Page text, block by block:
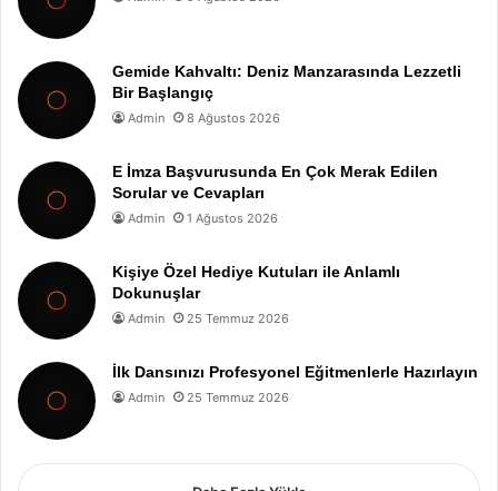
Gemide Kahvaltı: Deniz Manzarasında Lezzetli
Bir Başlangıç
Admin 8 Ağustos 2026
E İmza Başvurusunda En Çok Merak Edilen
Sorular ve Cevapları
Admin 1 Ağustos 2026
Kişiye Özel Hediye Kutuları ile Anlamlı
Dokunuşlar
Admin 25 Temmuz 2026
İlk Dansınızı Profesyonel Eğitmenlerle Hazırlayın
Admin 25 Temmuz 2026